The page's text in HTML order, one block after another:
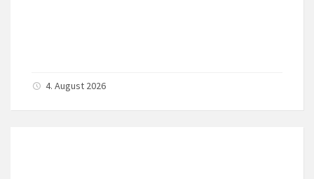
4. August 2026